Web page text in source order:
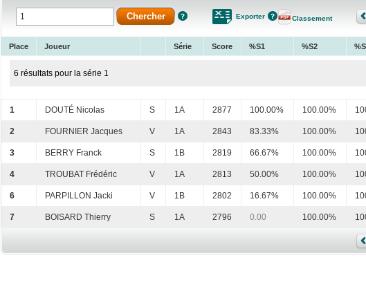
Exporter Classement
Place Joueur Série Score %S1 %S2
6 résultats pour la série 1
1 DOUTÉ Nicolas S 1A 2877 100.00% 100.00%
2 FOURNIER Jacques V 1A 2843 83.33% 100.00%
3 BERRY Franck S 1B 2819 66.67% 100.00%
4 TROUBAT Frédéric V 1A 2813 50.00% 100.00%
6 PARPILLON Jacki V 1B 2802 16.67% 100.00%
7 BOISARD Thierry S 1A 2796 0.00 100.00%